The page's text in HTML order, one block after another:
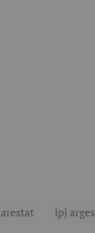
arestat ipj arges